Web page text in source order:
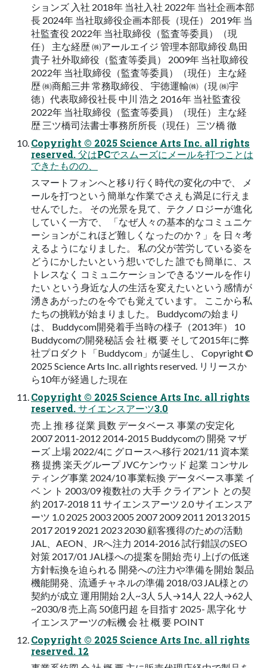
ションズ 入社 2018年 当社入社 2022年 当社企画本部
長 2024年 当社取締役企画本部長（現任） 2019年 当
社監査役 2022年 当社取締役（監査等委員）（現
任） 主な経歴 ㈱アールエイジ 管理本部取締役 島田
貴子 社外取締役（監査等委員） 2009年 当社取締役
2022年 当社取締役（監査等委員）（現任） 主な経
歴 ㈱商船三井 常務取締役、 宇徳運輸㈱（現 ㈱宇
徳）代表取締役社長 中川 浩之 2016年 当社監査役
2022年 当社取締役（監査等委員）（現任） 主な経
歴 三ツ橋司法書士事務所所長（現任） 三ツ橋 徹
Copyright © 2025 Science Arts Inc. all rights
reserved. 父はPCでスムーズにメールを打つことは
できたものの、
スマートフォンへと移り行く時代の変化の中で、 メ
ールを打つという簡単な作業でさえも満足に行えま
せんでした。 その光景を見て、テクノロジーが進化
していく一方で、 「なぜ人々の基本的なコミュニケ
ーションがこれほど難しくなったのか？」を 日々考
えるようになりました。 私の父が苦労している姿を
どうにかしたいという想いでした 誰でも簡単に、ス
トレスなく コミュニケーションできるツールを作り
たい という身近な人の生活を変えたいという感情が
湧きあがったのを今でも覚えています。 ここから私
たちの挑戦が始まりました。 Buddycomの始まり
は、 Buddycom開発着手当時の様子（2013年） 10
Buddycomの開発秘話 会 社 概 要 そして2015年に弊
社プロダクト「Buddycom」が誕生し、 Copyright ©
2025 Science Arts Inc. all rights reserved. リリースか
ら10年が経過した現在
Copyright © 2025 Science Arts Inc. all rights
reserved. サイエンスアーツ3.0
売 上 推 移 従業 員数 データベース 事業の安定化
2007 2011-2012 2014-2015 Buddycomの 開発 マザ
ーズ 上場 2022/4に グロースへ移行 2021/11 資本業
務 提携 楽天グループ JVCケンウッド 起業 コンサル
ティング事業 2024/10 事業転換 データベース事業 イ
ベ ン ト 2003/09 複数社の 大手 クライアント との契
約 2017-2018 11 サイエンスアーツ 2.0 サイエンスア
ーツ 1.0 2025 2003 2005 2007 2009 2011 2013 2015
2017 2019 2021 2023 2030 顧客獲得のための活動
JAL、AEON、JRへ注力 2014-2016 試行錯誤のSEO
対策 2017/01 JAL様への提案を開始 売り上げの低迷
方針転換を迫られる 開発への注力や準備を開始 製品
機能開発、流通チャネルの準備 2018/03 JAL様との
契約が成立 運用開始 2人~3人 5人→14人 22人→62人
~2030/8 売上高 50億円超 を目指す 2025- 黒字化 サ
イエンスアーツの転機 会 社 概 要 POINT
Copyright © 2025 Science Arts Inc. all rights
reserved. 12